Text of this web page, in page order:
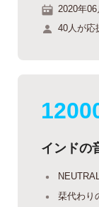
2020年
40人が応
インドの
栞代わり